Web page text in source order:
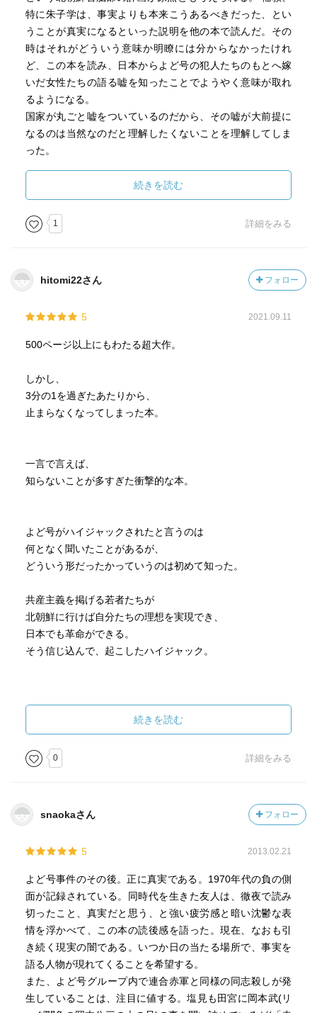
特に朱子学は、事実よりも本来こうあるべきだった、とい
うことが真実になるといった説明を他の本で読んだ。その
時はそれがどういう意味か明瞭には分からなかったけれ
ど、この本を読み、日本からよど号の犯人たちのもとへ嫁
いだ女性たちの語る嘘を知ったことでようやく意味が取れ
るようになる。
国家が丸ごと嘘をついているのだから、その嘘が大前提に
なるのは当然なのだと理解したくないことを理解してしま
った。
鮮の嘘にまんまと乗せられている気がした。それでも普通
の日本人にとっては衝撃的な内容だから事件になるのだけ
れど、実はその裏にもっと巨大な闇があるのだと知った。
終章間際の犯人の数が一人減る箇所は心底ぞっとする。 ノ
思える作品。脳みそを冷たい手で直接触られているような
恐ろしさがある。
続きを読む
1 詳細をみる
hitomi22さん フォロー
5 2021.09.11
500ページ以上にもわたる超大作。
しかし、
3分の1を過ぎたあたりから、
止まらなくなってしまった本。
一言で言えば、
知らないことが多すぎた衝撃的な本。
よど号がハイジャックされたと言うのは
何となく聞いたことがあるが、
どういう形だったかっていうのは初めて知った。
共産主義を掲げる若者たちが
北朝鮮に行けば自分たちの理想を実現でき、
日本でも革命ができる。
そう信じ込んで、起こしたハイジャック。
祖国日本の土を踏むことを
憧れる20数年になると思いもしなかっただろう。
北朝鮮側も
自分たちの思想教育をさせるところがさすが。
心理テクニックなどは
かなり駆使していると思われる。
また、
子どもも生ませていること。
続きを読む
0 詳細をみる
snaokaさん フォロー
5 2013.02.21
よど号事件のその後。正に真実である。1970年代の負の側
面が記録されている。同時代を生きた友人は、徹夜で読み
切ったこと、真実だと思う、と強い疲労感と暗い沈鬱な表
情を浮かべて、この本の読後感を語った。現在、なおも引
き続く現実の闇である。いつか日の当たる場所で、事実を
語る人物が現れてくることを希望する。
また、よど号グループ内で連合赤軍と同様の同志殺しが発
生していることは、注目に値する。塩見も田宮に岡本武(リ